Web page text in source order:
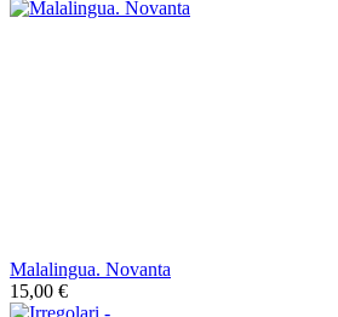
Malalingua. Novanta
15,00 €